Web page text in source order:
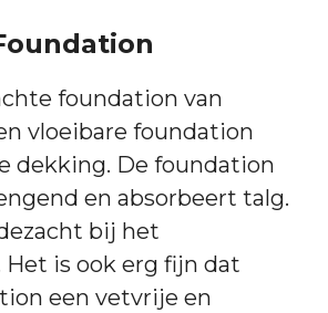
foundation van
vloeibare foundation
dekking. De foundation
en absorbeert talg.
bij het
Het is ook erg fijn dat
een vetvrije en